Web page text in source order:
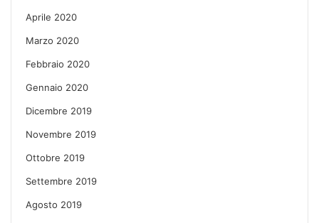
Aprile 2020
Marzo 2020
Febbraio 2020
Gennaio 2020
Dicembre 2019
Novembre 2019
Ottobre 2019
Settembre 2019
Agosto 2019